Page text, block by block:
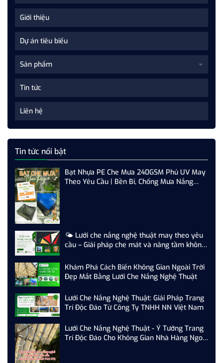
Giới thiệu
Dự án tiêu biểu
Sản phẩm
Tin tức
Liên hệ
Tin tức nổi bật
Bạt Nhựa PE Che Mưa 240GSM Phủ UV May
Theo Yêu Cầu | Bền Bỉ, Chống Mưa Nắng
🌤️ Lưới che nắng nghệ thuật may theo yêu
cầu – Giải pháp che mát và nâng tầm không
Khám Phá Cách Biến Không Gian Ngoài Trời
Đẹp Mắt Bằng Lưới Che Nắng Nghệ Thuật
Lưới Che Nắng Nghệ Thuật: Giải Pháp Trang
Trí Độc Đáo Từ Công Ty TNHH NN Việt Nam
Lưới Che Nắng Nghệ Thuật - Ý Tưởng Trang
Trí Độc Đáo Cho Không Gian Nhà Hàng Ngoài